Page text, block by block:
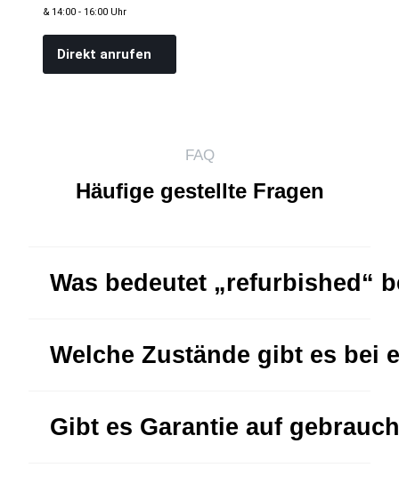
& 14:00 - 16:00 Uhr
Direkt anrufen
FAQ
Häufige gestellte Fragen
Was bedeutet „refurbished“
Welche Zustände gibt es bei
Gibt es Garantie auf